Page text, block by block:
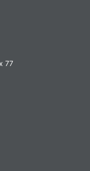
77